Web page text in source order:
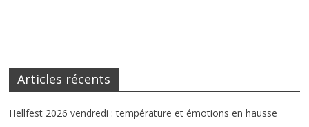
Articles récents
Hellfest 2026 vendredi : température et émotions en hausse